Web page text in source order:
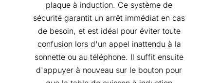
plaque à induction. Ce système de
sécurité garantit un arrêt immédiat en cas
de besoin, et est idéal pour éviter toute
confusion lors d'un appel inattendu à la
sonnette ou au téléphone. Il suffit ensuite
d'appuyer à nouveau sur le bouton pour